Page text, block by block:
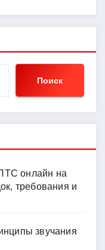
р
в
ть
Поиск
онлайн на
требования и
звучания